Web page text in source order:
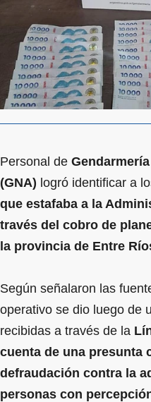
Personal de
(GNA) logró identificar a
que estafaba a la
través del cobro de
la provincia de Entre
Según señalaron las
operativo se dio luego de
recibidas a través de la
cuenta de una presunta
defraudación contra la
personas con